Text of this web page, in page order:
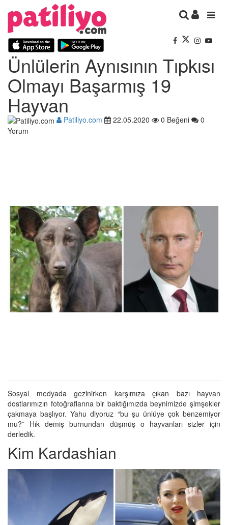
Ünlülerin Aynısının Tıpkısı
Olmayı Başarmış 19
Hayvan
Patiliyo.com 22.05.2020 0 Beğeni
0
Yorum
Sosyal medyada gezinirken karşımıza çıkan bazı hayvan
dostlarımızın fotoğraflarına bir baktığımızda beynimizde şimşekler
çakmaya başlıyor. Yahu diyoruz “bu şu ünlüye çok benzemiyor
mu?” Hık demiş burnundan düşmüş o hayvanları sizler için
derledik.
Kim Kardashian